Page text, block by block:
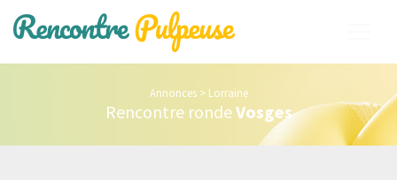
Annonces> Lorraine
Rencontre rondeVosges